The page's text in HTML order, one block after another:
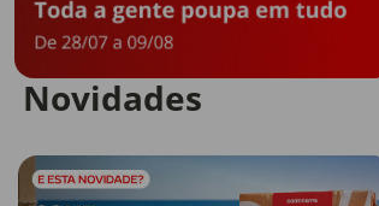
Novidades